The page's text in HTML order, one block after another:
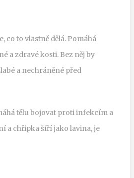
co to vlastně dělá. Pomáhá
a zdravé kosti. Bez něj by
a nechráněné před
tělu bojovat proti infekcím a
a chřipka šíří jako lavina, je